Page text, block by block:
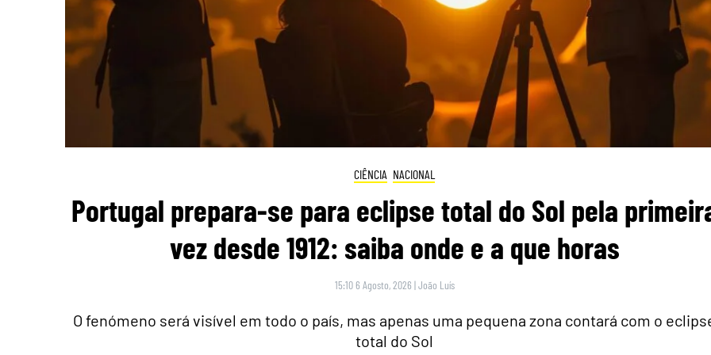
CIÊNCIA NACIONAL
Portugal prepara-se para eclipse total do Sol pela
vez desde 1912: saiba onde e a que horas
15:10 6 Agosto, 2026 |João Luís
O fenómeno será visível em todo o país, mas apenas uma pequena zona contará com o
total do Sol